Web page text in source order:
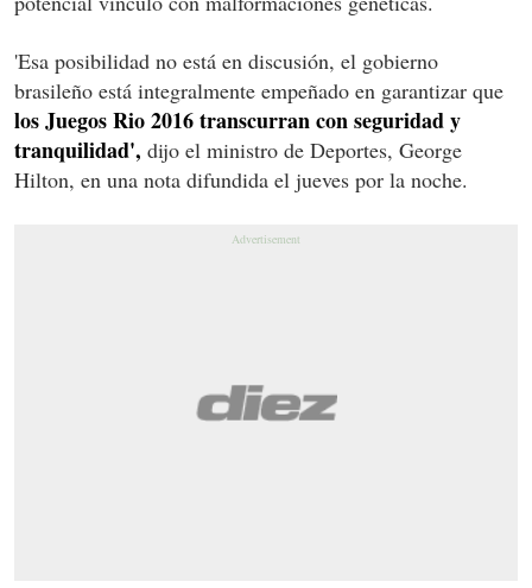
'Esa posibilidad no está en discusión, el gobierno
brasileño está integralmente empeñado en garantizar que
los Juegos Rio 2016 transcurran con seguridad y
tranquilidad', dijo el ministro de Deportes, George
Hilton, en una nota difundida el jueves por la noche.